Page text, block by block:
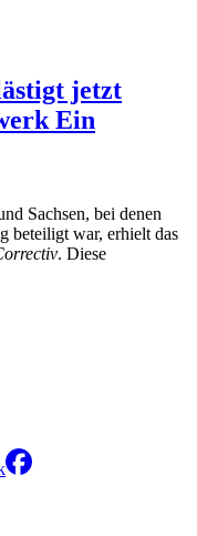
jetzt
Ein
Sachsen, bei denen
beteiligt war, erhielt das
. Diese